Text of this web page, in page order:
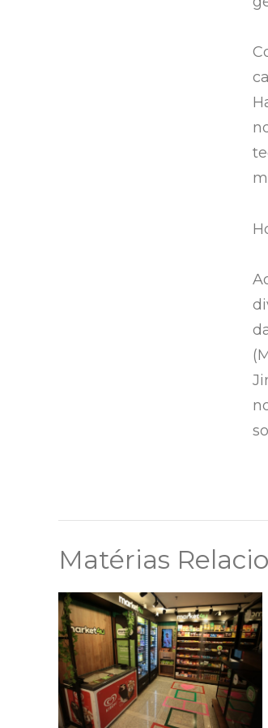
Matérias